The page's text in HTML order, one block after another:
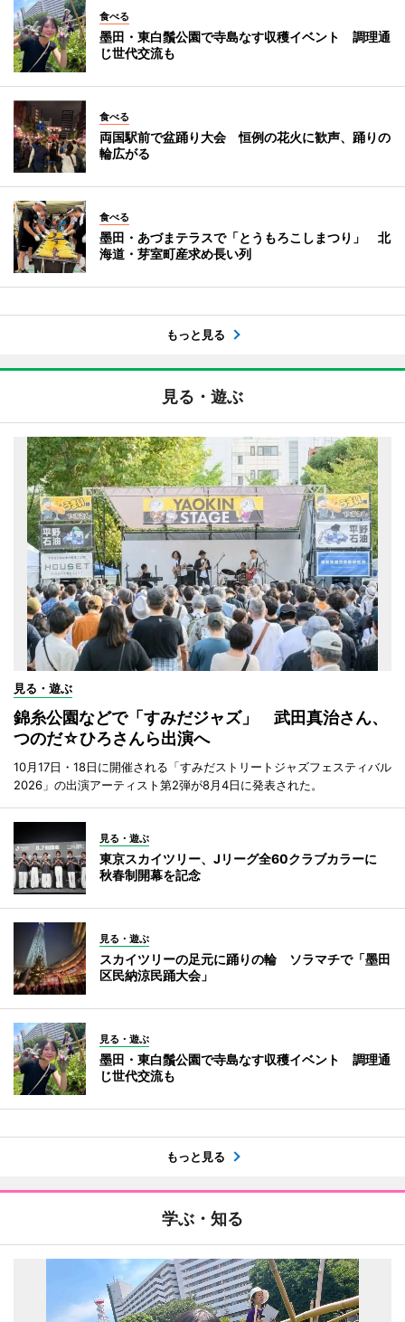
食べる
墨田・東白鬚公園で寺島なす収穫イベント 調理通
じ世代交流も
食べる
両国駅前で盆踊り大会 恒例の花火に歓声、踊りの
輪広がる
食べる
墨田・あづまテラスで「とうもろこしまつり」 北
海道・芽室町産求め長い列
もっと見る
見る・遊ぶ
見る・遊ぶ
錦糸公園などで「すみだジャズ」 武田真治さん、
つのだ☆ひろさんら出演へ
10月17日・18日に開催される「すみだストリートジャズフェスティバル
2026」の出演アーティスト第2弾が8月4日に発表された。
見る・遊ぶ
東京スカイツリー、Jリーグ全60クラブカラーに
秋春制開幕を記念
見る・遊ぶ
スカイツリーの足元に踊りの輪 ソラマチで「墨田
区民納涼民踊大会」
見る・遊ぶ
墨田・東白鬚公園で寺島なす収穫イベント 調理通
じ世代交流も
もっと見る
学ぶ・知る